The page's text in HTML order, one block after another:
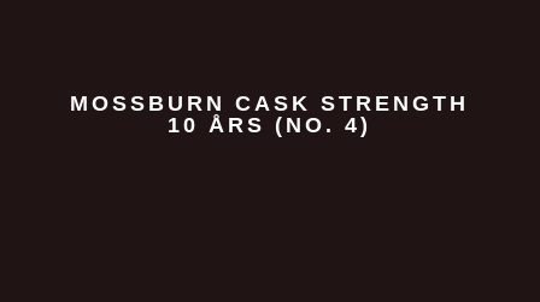
MOSSBURN CASK STRENGTH
10 ÅRS (NO. 4)